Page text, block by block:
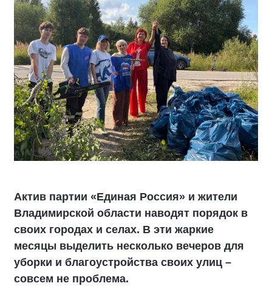
Актив партии «Единая Россия» и жители
Владимирской области наводят порядок в
своих городах и селах. В эти жаркие
месяцы выделить несколько вечеров для
уборки и благоустройства своих улиц –
совсем не проблема.